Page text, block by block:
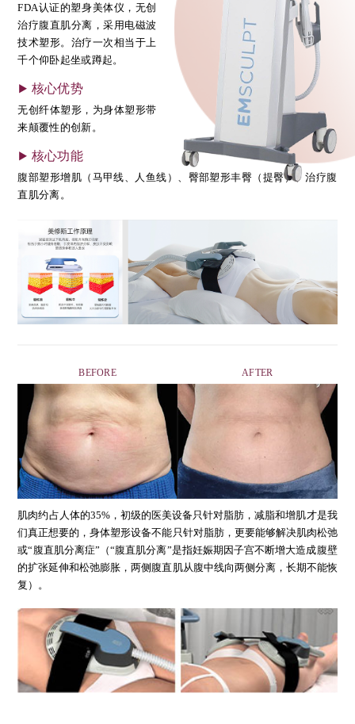
FDA认证的塑身美体仪，无创
治疗腹直肌分离，采用电磁波
技术塑形。治疗一次相当于上
千个仰卧起坐或蹲起。
核心优势
无创纤体塑形，为身体塑形带
来颠覆性的创新。
核心功能
腹部塑形增肌（马甲线、人鱼线）、臀部塑形丰臀（提臀）、治疗腹
直肌分离。
BEFORE AFTER
肌肉约占人体的35%，初级的医美设备只针对脂肪，减脂和增肌才是我
们真正想要的，身体塑形设备不能只针对脂肪，更要能够解决肌肉松弛
或“腹直肌分离症”（“腹直肌分离”是指妊娠期因子宫不断增大造成腹壁
的扩张延伸和松弛膨胀，两侧腹直肌从腹中线向两侧分离，长期不能恢
复）。